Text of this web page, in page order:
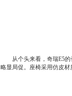
从个头来看， 奇瑞E5的
略显局促。 座椅采用仿皮材